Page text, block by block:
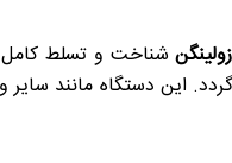
شناخت و تسلط
این دستگاه مانند